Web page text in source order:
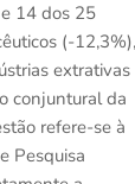
14 dos 25
(-12,3%),
extrativas
conjuntural da
refere-se à
Pesquisa